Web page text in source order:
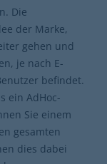
Die
der Marke,
gehen und
je nach E-
befindet.
ein AdHoc-
Sie einem
gesamten
dies dabei